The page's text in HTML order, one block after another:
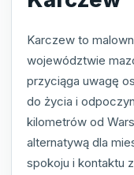
Karczew to
województwie
przyciąga uwagę
do życia i
kilometrów od
alternatywą dla
spokoju i kontaktu